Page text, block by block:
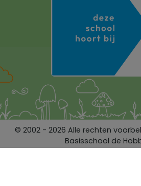
© 2002 - 2026 Alle rechten
Basisschool de
Website realisatie door